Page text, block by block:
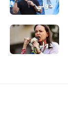
دولي
دولي